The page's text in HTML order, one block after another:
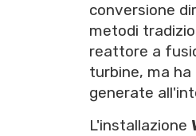
conversione
metodi
reattore a
turbine, ma
generate
L'installazione